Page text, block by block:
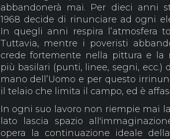
abbandonerà mai. Per dieci anni
1968 decide di rinunciare ad ogni
In quegli anni respira l’atmosfera
Tuttavia, mentre i poveristi
crede fortemente nella pittura e la
più basilari (punti, linee, segni, ecc.)
mano dell’Uomo e per questo
il telaio che limita il campo, ed è
In ogni suo lavoro non riempie mai
lato lascia spazio
opera la continuazione ideale